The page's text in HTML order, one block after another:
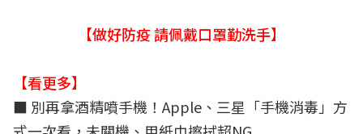
【做好防疫 請佩戴口罩勤洗手】
【看更多】
■ 別再拿酒精噴手機！Apple、三星「手機消毒」方